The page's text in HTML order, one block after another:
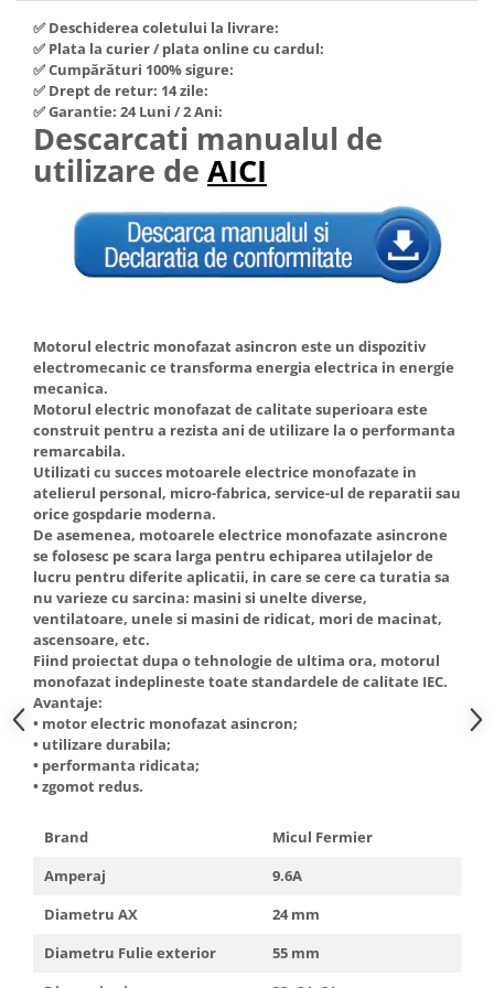
Nivela de masurat
Pistoale de impact electrice si
pneumatice
Pistoale de vopsit
Prelungitoare
Polizoare electrice de banc si
unghiulare
Rindele si freze pentru lemn
Redresoare auto - roboti de
Suflante cu aer cald
Scari metalice
Strungurii
Scule cu acumulator
Scule pentru electricieni
Truse de scule
Truse de lipit PPR
Ventuze cu brate pentru transport
Vibratoare beton
Hote Telescopice
Hote Traditionale
Hote Incorporabile
Hote Country
Hote Insula
Hote Cupolare
Accesorii, consumabile hote
Masini de tocat carne
Masini de carnati ( CARNATARI )
Masini de spalat vase
independente
Masini de spalat rufe
Masini de spalat rufe frontale
Masini de spalat rufe verticale
Masini de spalat rufe incorporabile
Masini de spalat rufe cu uscator
Uscatoare de rufe
Masini de facut paine
Pachete electrocasnice
incorporabile
Seturi oale
SANDWICH MAKER
Storcatoare de fructe
Televizoare
✅ Deschiderea coletului la livrare:
✅ Plata la curier / plata online cu cardul:
✅ Cumpărături 100% sigure:
✅ Drept de retur: 14 zile:
✅ Garantie: 24 Luni / 2 Ani:
Descarcati manualul de
utilizare de AICI
Motorul electric monofazat asincron este un dispozitiv
electromecanic ce transforma energia electrica in energie
mecanica.
Motorul electric monofazat de calitate superioara este
construit pentru a rezista ani de utilizare la o performanta
remarcabila.
Utilizati cu succes motoarele electrice monofazate in
atelierul personal, micro-fabrica, service-ul de reparatii sau
orice gospdarie moderna.
De asemenea, motoarele electrice monofazate asincrone
se folosesc pe scara larga pentru echiparea utilajelor de
lucru pentru diferite aplicatii, in care se cere ca turatia sa
nu varieze cu sarcina: masini si unelte diverse,
ventilatoare, unele si masini de ridicat, mori de macinat,
ascensoare, etc.
Fiind proiectat dupa o tehnologie de ultima ora, motorul
monofazat indeplineste toate standardele de calitate IEC.
Avantaje:
• motor electric monofazat asincron;
• utilizare durabila;
• performanta ridicata;
• zgomot redus.
Brand
Micul Fermier
Amperaj
9.6A
Diametru AX
24 mm
Diametru Fulie exterior
55 mm